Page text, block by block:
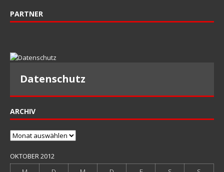
PARTNER
Datenschutz
ARCHIV
Archiv
OKTOBER 2012